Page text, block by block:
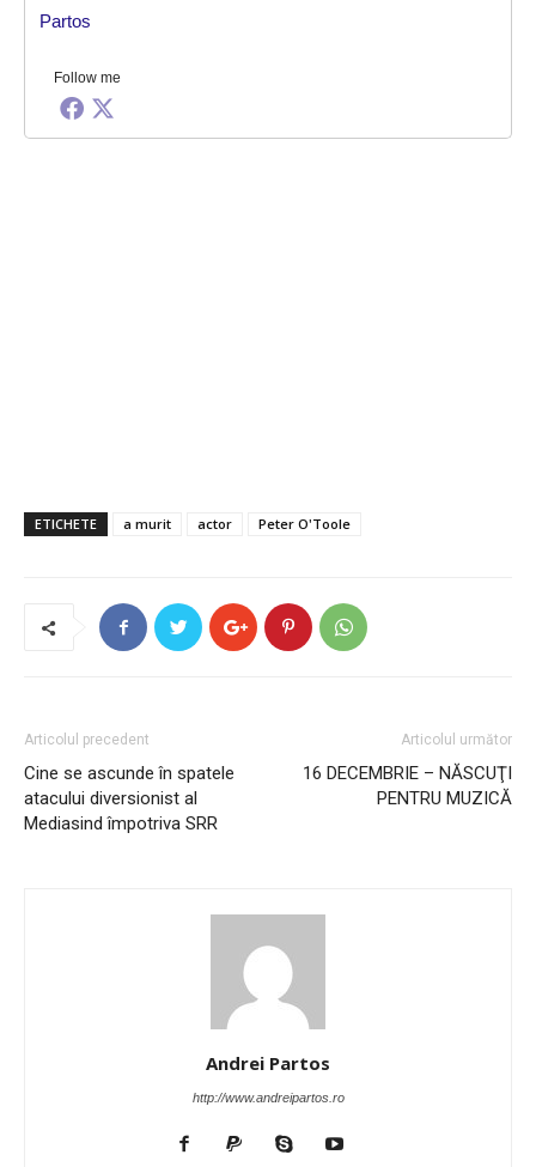
Follow me
ETICHETE a murit actor Peter O'Toole
Articolul precedent
Cine se ascunde în spatele
atacului diversionist al
Mediasind împotriva SRR
Articolul următor
16 DECEMBRIE – NĂSCUŢI
PENTRU MUZICĂ
Andrei Partos
http://www.andreipartos.ro